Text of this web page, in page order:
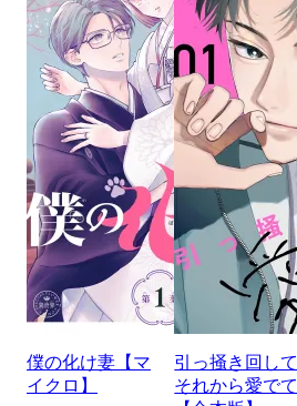
僕の化け妻【マ
イクロ】
引っ掻き回して
それから愛でて